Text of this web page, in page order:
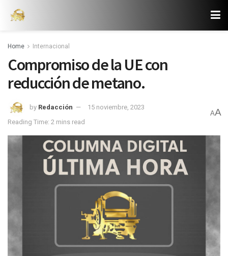
Home Internacional
Compromiso de la UE con
reducción de metano.
by Redacción
15 noviembre, 2023
Reading Time: 2 mins read
AA